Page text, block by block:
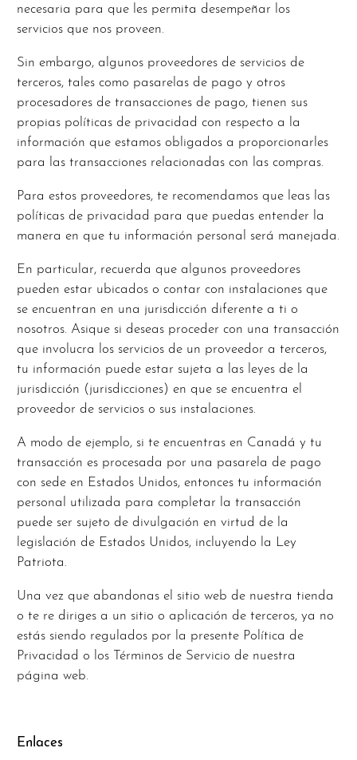
necesaria para que les permita desempeñar los
servicios que nos proveen.
Sin embargo, algunos proveedores de servicios de
terceros, tales como pasarelas de pago y otros
procesadores de transacciones de pago, tienen sus
propias políticas de privacidad con respecto a la
información que estamos obligados a proporcionarles
para las transacciones relacionadas con las compras.
Para estos proveedores, te recomendamos que leas las
políticas de privacidad para que puedas entender la
manera en que tu información personal será manejada.
En particular, recuerda que algunos proveedores
pueden estar ubicados o contar con instalaciones que
se encuentran en una jurisdicción diferente a ti o
nosotros. Asique si deseas proceder con una transacción
que involucra los servicios de un proveedor a terceros,
tu información puede estar sujeta a las leyes de la
jurisdicción (jurisdicciones) en que se encuentra el
proveedor de servicios o sus instalaciones.
A modo de ejemplo, si te encuentras en Canadá y tu
transacción es procesada por una pasarela de pago
con sede en Estados Unidos, entonces tu información
personal utilizada para completar la transacción
puede ser sujeto de divulgación en virtud de la
legislación de Estados Unidos, incluyendo la Ley
Patriota.
Una vez que abandonas el sitio web de nuestra tienda
o te re diriges a un sitio o aplicación de terceros, ya no
estás siendo regulados por la presente Política de
Privacidad o los Términos de Servicio de nuestra
página web.
Enlaces